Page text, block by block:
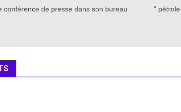
conférence de presse dans son bureau
”